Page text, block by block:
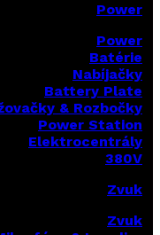
Power
Power
Batérie
Nabíjačky
Battery Plate
& Rozbočky
Power Station
Elektrocentrály
380V
Zvuk
Zvuk